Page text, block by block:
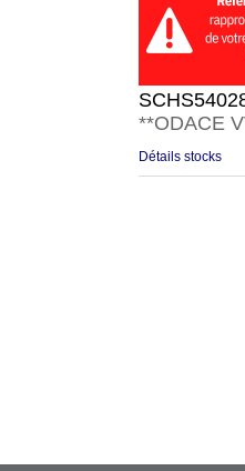
**ODACE
Détails stocks